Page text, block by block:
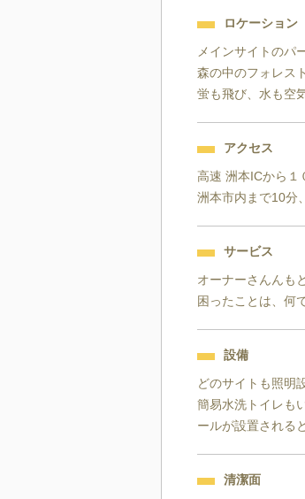
ロケーション
メインサイトのパ
森の中のフォレス
蛍も飛び、水も空
アクセス
高速 洲本ICから１
洲本市内まで10分
サービス
オーナーさんんも
困ったことは、何
設備
どのサイトも照明
簡易水洗トイレも
ールが設置される
清潔面